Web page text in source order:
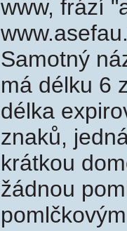
www, frází
Samotný
má délku 6
délka
znaků,
krátkou
žádnou